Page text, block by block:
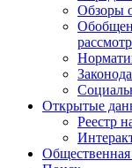
Обзоры
Открытые
Реестр